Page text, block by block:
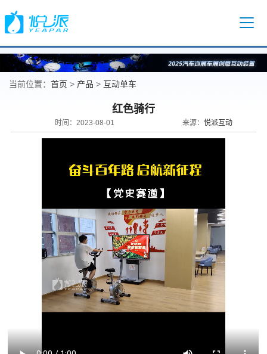
当前位置： 首页 > 产品 > 互动单车
红色骑行
时间：2023-08-01 来源： 悦派互动